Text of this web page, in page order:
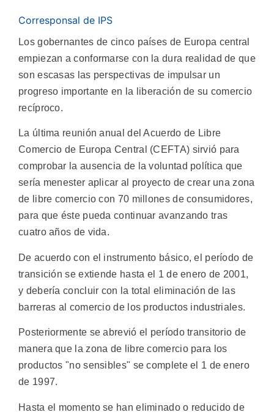
Corresponsal de IPS
Los gobernantes de cinco países de Europa central
empiezan a conformarse con la dura realidad de que
son escasas las perspectivas de impulsar un
progreso importante en la liberación de su comercio
recíproco.
La última reunión anual del Acuerdo de Libre
Comercio de Europa Central (CEFTA) sirvió para
comprobar la ausencia de la voluntad política que
sería menester aplicar al proyecto de crear una zona
de libre comercio con 70 millones de consumidores,
para que éste pueda continuar avanzando tras
cuatro años de vida.
De acuerdo con el instrumento básico, el período de
transición se extiende hasta el 1 de enero de 2001,
y debería concluir con la total eliminación de las
barreras al comercio de los productos industriales.
Posteriormente se abrevió el período transitorio de
manera que la zona de libre comercio para los
productos "no sensibles" se complete el 1 de enero
de 1997.
Hasta el momento se han eliminado o reducido de